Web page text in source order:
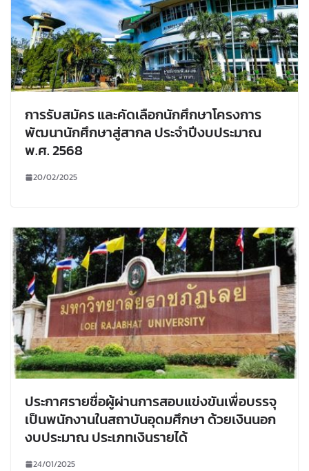
การรับสมัคร และคัดเลือกนักศึกษาโครงการ
พัฒนานักศึกษาสู่สากล ประจำปีงบประมาณ
พ.ศ. 2568
20/02/2025
ประกาศรายชื่อผู้ผ่านการสอบแข่งขันเพื่อบรรจุ
เป็นพนักงานในสถาบันอุดมศึกษา ด้วยเงินนอก
งบประมาณ ประเภทเงินรายได้
24/01/2025